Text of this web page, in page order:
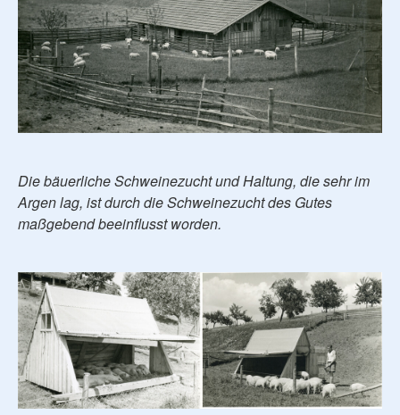
Die bäuerliche Schweinezucht und Haltung, die sehr im
Argen lag, ist durch die Schweinezucht des Gutes
maßgebend beeinflusst worden.